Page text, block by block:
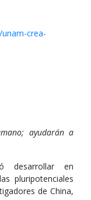
crea-
ayudarán a
desarrollar en
pluripotenciales
de China,